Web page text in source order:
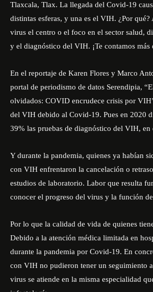
Tlaxcala, Tlax. La llegada del Covid-19
distintas esferas, y una es el VIH. ¿Por
virus el centro o el foco en el sector salud,
y el diagnóstico del VIH. ¡Te contamos más
En el reportaje de Karen Flores y Marco
portal de periodismo de datos Serendipia,
olvidados: COVID encrudece crisis por
del VIH debido al Covid-19. Pues en 2020
39% las pruebas de diagnóstico del VIH, en
Y durante la pandemia, quienes ya habían
con VIH enfrentaron la cancelación o
estudios de laboratorio. Labor que resulta
conocer el progreso del virus y la función
Por lo que la calidad de vida de quienes
Debido a la atención médica limitada en
durante la pandemia por Covid-19. En
con VIH no pudieron tener un seguimiento
virus se atiende en la misma especialidad